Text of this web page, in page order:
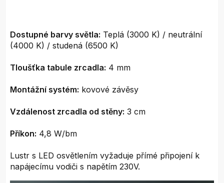
Dostupné barvy světla: Teplá (3000 K) / neutrální
(4000 K) / studená (6500 K)
Tloušťka tabule zrcadla: 4 mm
Montážní systém: kovové závěsy
Vzdálenost zrcadla od stěny: 3 cm
Příkon: 4,8 W/bm
Lustr s LED osvětlením vyžaduje přímé připojení k
napájecímu vodiči s napětím 230V.